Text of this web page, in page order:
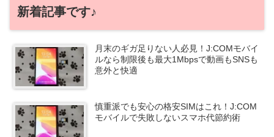
新着記事です♪
月末のギガ足りない人必見！J:COMモバイ
ルなら制限後も最大1Mbpsで動画もSNSも
意外と快適
慎重派でも安心の格安SIMはこれ！J:COM
モバイルで失敗しないスマホ代節約術